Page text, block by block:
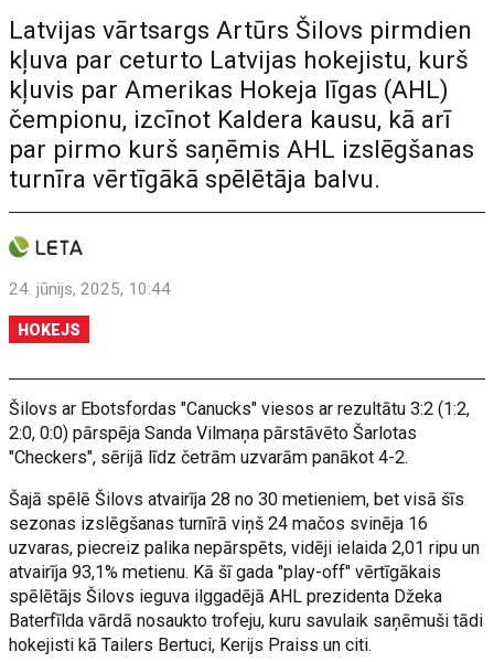
Latvijas vārtsargs Artūrs Šilovs pirmdien
kļuva par ceturto Latvijas hokejistu, kurš
kļuvis par Amerikas Hokeja līgas (AHL)
čempionu, izcīnot Kaldera kausu, kā arī
par pirmo kurš saņēmis AHL izslēgšanas
turnīra vērtīgākā spēlētāja balvu.
24. jūnijs, 2025, 10:44
HOKEJS
Šilovs ar Ebotsfordas "Canucks" viesos ar rezultātu 3:2 (1:2,
2:0, 0:0) pārspēja Sanda Vilmaņa pārstāvēto Šarlotas
"Checkers", sērijā līdz četrām uzvarām panākot 4-2.
Šajā spēlē Šilovs atvairīja 28 no 30 metieniem, bet visā šīs
sezonas izslēgšanas turnīrā viņš 24 mačos svinēja 16
uzvaras, piecreiz palika nepārspēts, vidēji ielaida 2,01 ripu un
atvairīja 93,1% metienu. Kā šī gada "play-off" vērtīgākais
spēlētājs Šilovs ieguva ilggadējā AHL prezidenta Džeka
Baterfīlda vārdā nosaukto trofeju, kuru savulaik saņēmuši tādi
hokejisti kā Tailers Bertuci, Kerijs Praiss un citi.